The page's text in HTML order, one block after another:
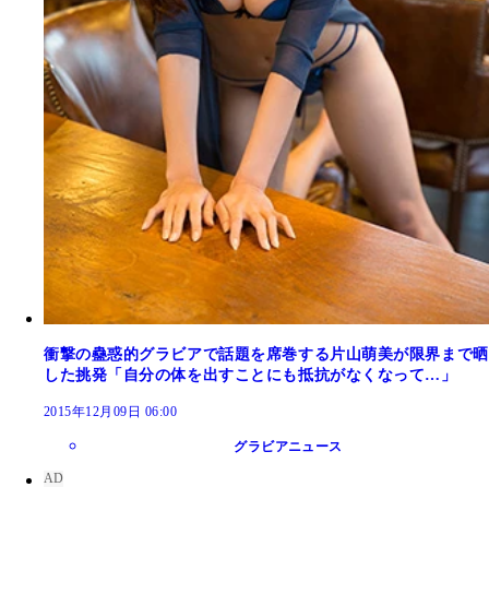
衝撃の蠱惑的グラビアで話題を席巻する片山萌美が限界まで晒
した挑発「自分の体を出すことにも抵抗がなくなって…」
2015年12月09日 06:00
グラビアニュース